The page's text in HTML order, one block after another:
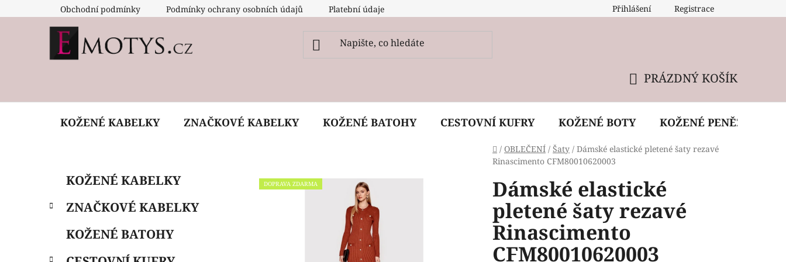
na
Obchodní podmínky Podmínky ochrany osobních údajů Platební údaje Reklamační podmínky
Přihlášení Registrace
KOŠÍK
PRÁZDNÝ KOŠÍK
KOŽENÉ KABELKY ZNAČKOVÉ KABELKY KOŽENÉ BATOHY CESTOVNÍ KUFRY KOŽENÉ BOTY KOŽENÉ PENĚŽENKY
Domů
/ OBLEČENÍ / Šaty / Dámské elastické pletené šaty rezavé
Rinascimento CFM80010620003
s
Přeskočit
kategorie
e
KOŽENÉ KABELKY
ZNAČKOVÉ KABELKY
KOŽENÉ BATOHY
Dámské elastické
pletené šaty rezavé
Rinascimento
CFM80010620003
DOPRAVA ZDARMA